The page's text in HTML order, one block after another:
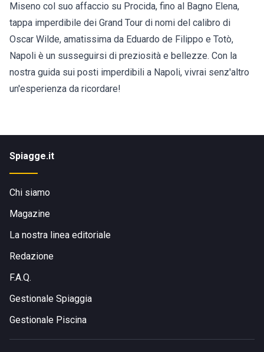
Miseno col suo affaccio su Procida, fino al Bagno Elena,
tappa imperdibile dei Grand Tour di nomi del calibro di
Oscar Wilde, amatissima da Eduardo de Filippo e Totò,
Napoli è un susseguirsi di preziosità e bellezze. Con la
nostra guida sui posti imperdibili a Napoli, vivrai senz'altro
un'esperienza da ricordare!
Spiagge.it
Chi siamo
Magazine
La nostra linea editoriale
Redazione
F.A.Q.
Gestionale Spiaggia
Gestionale Piscina